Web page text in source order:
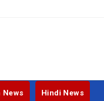
News Hindi News